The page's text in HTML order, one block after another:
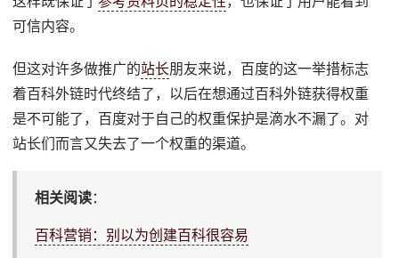
可信内容。
但这对许多做推广的站长朋友来说，百度的这一举措标志
着百科外链时代终结了，以后在想通过百科外链获得权重
是不可能了，百度对于自己的权重保护是滴水不漏了。对
站长们而言又失去了一个权重的渠道。
相关阅读：
百科营销：别以为创建百科很容易